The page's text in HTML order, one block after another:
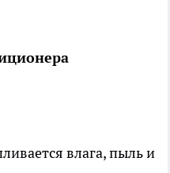
влага, пыль и